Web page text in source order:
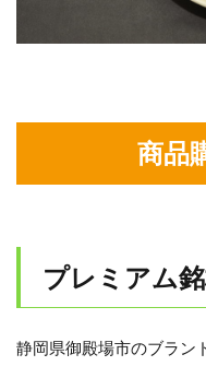
商品
プレミアム
静岡県御殿場市のブラン